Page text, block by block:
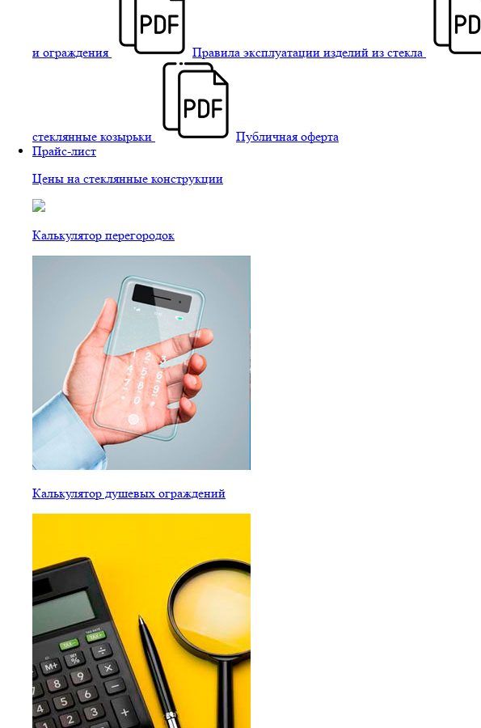
и ограждения Правила эксплуатации изделий из стекла
стеклянные козырьки
Публичная оферта
Прайс-лист
Цены на стеклянные конструкции
Калькулятор перегородок
Калькулятор душевых ограждений